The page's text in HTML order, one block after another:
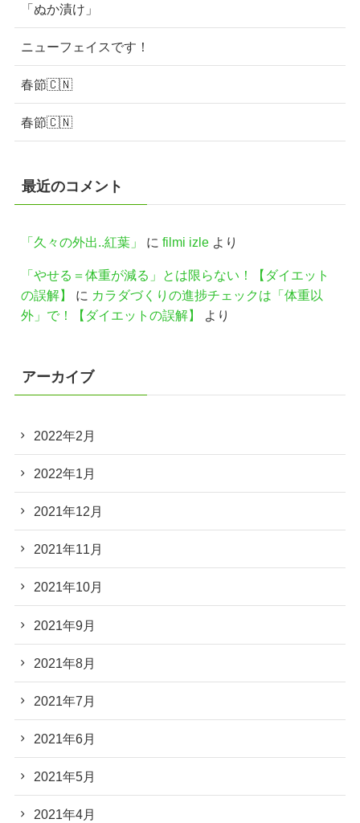
「ぬか漬け」
ニューフェイスです！
春節🇨🇳
春節🇨🇳
最近のコメント
「久々の外出..紅葉」 に filmi izleより
「やせる＝体重が減る」とは限らない！【ダイエット
の誤解】
に カラダづくりの進捗チェックは「体重以
外」で！【ダイエットの誤解】
より
アーカイブ
2022年2月
2022年1月
2021年12月
2021年11月
2021年10月
2021年9月
2021年8月
2021年7月
2021年6月
2021年5月
2021年4月